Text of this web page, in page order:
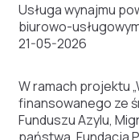
Usługa wynajmu
biurowo-
21-05-2026
W ramach projektu
finansowanego ze
Funduszu Azylu,